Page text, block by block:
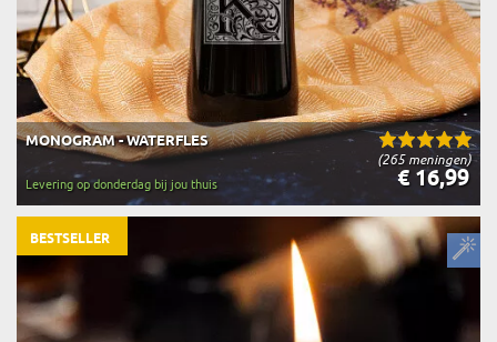
(265 meningen)
MONOGRAM - WATERFLES
€ 16,99
Levering op donderdag bij jou thuis
BESTSELLER